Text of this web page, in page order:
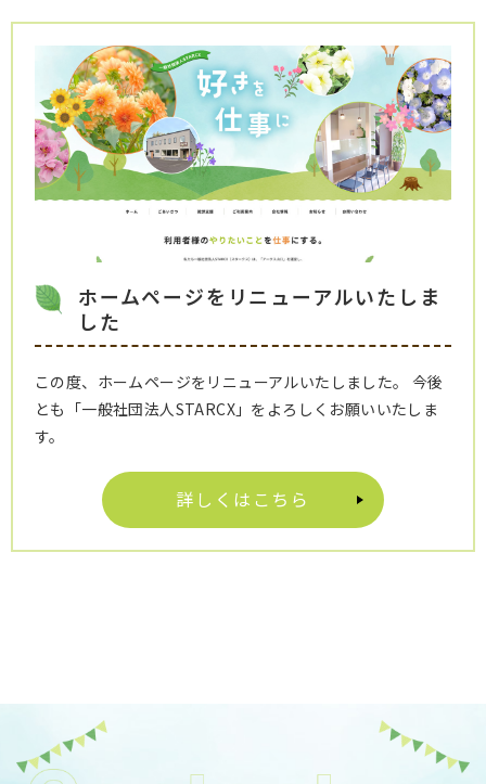
ホームページをリニューアルいたしま
した
この度、ホームページをリニューアルいたしました。 今後
とも「一般社団法人STARCX」をよろしくお願いいたしま
す。
詳しくはこちら